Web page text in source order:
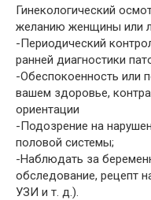
Гинекологический
желанию женщины или
-Периодический
ранней диагностики
-Обеспокоенность или
вашем здоровье,
ориентации
-Подозрение на
половой системы;
-Наблюдать за
обследование, рецепт
УЗИ и т. д.).